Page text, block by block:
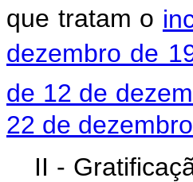
que tratam o
dezembro de
de 12 de
22 de
II -